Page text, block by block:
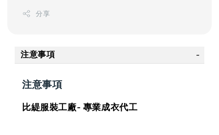
分享
注意事項
注意事項
比緹服裝工廠- 專業成衣代工